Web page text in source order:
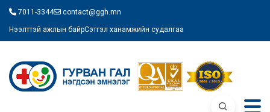
7011-3344 contact@ggh.mn
Нээлттэй ажлын байрСэтгэл ханамжийн судалгаа